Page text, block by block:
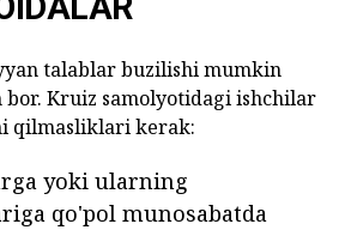
talablar buzilishi mumkin
bor. Kruiz samolyotidagi ishchilar
qilmasliklari kerak:
yoki ularning
qo'pol munosabatda